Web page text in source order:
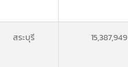
สระบุรี 15,387,949